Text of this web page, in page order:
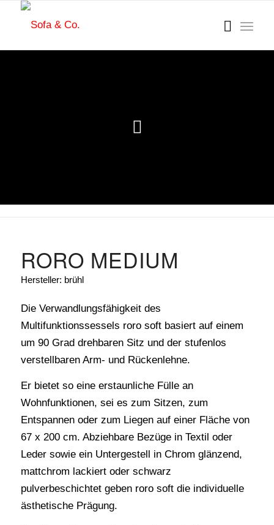
RORO MEDIUM
Hersteller: brühl
Die Verwandlungsfähigkeit des
Multifunktionssessels roro soft basiert auf einem
um 90 Grad drehbaren Sitz und der stufenlos
verstellbaren Arm- und Rückenlehne.
Er bietet so eine erstaunliche Fülle an
Wohnfunktionen, sei es zum Sitzen, zum
Entspannen oder zum Liegen auf einer Fläche von
67 x 200 cm. Abziehbare Bezüge in Textil oder
Leder sowie ein Untergestell in Chrom glänzend,
mattchrom lackiert oder schwarz
pulverbeschichtet geben roro soft die individuelle
ästhetische Prägung.